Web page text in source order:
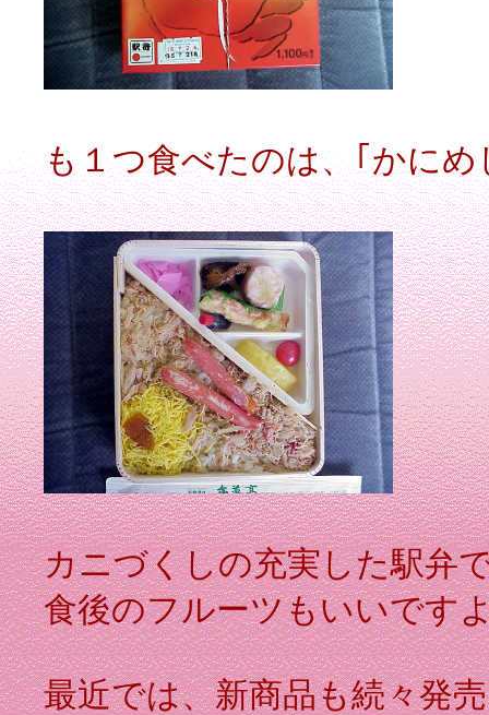
も１つ食べたのは、｢かにめ
カニづくしの充実した駅弁
食後のフルーツもいいです
最近では、新商品も続々発